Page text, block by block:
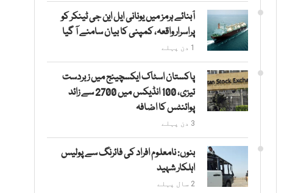
آبنائے ہرمز میں یونانی ایل این جی ٹینکر کو
پراسرار واقعہ، کمپنی کا بیان سامنے آ گیا
1 دن پہلے
پاکستان اسٹاک ایکسچینج میں زبردست
تیزی، 100 انڈیکس میں 2700 سے زائد
پوائنٹس کا اضافہ
3 دن پہلے
بنوں: نامعلوم افراد کی فائرنگ سے پولیس
اہلکار شہید
2 سال پہلے